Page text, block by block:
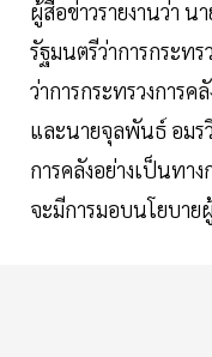
ผู้สื่อข่าวรายงานว่า
รัฐมนตรีว่าการกระท
ว่าการกระทรวงการ
และนายจุลพันธ์ อมร
การคลังอย่างเป็นทา
จะมีการมอบนโยบาย